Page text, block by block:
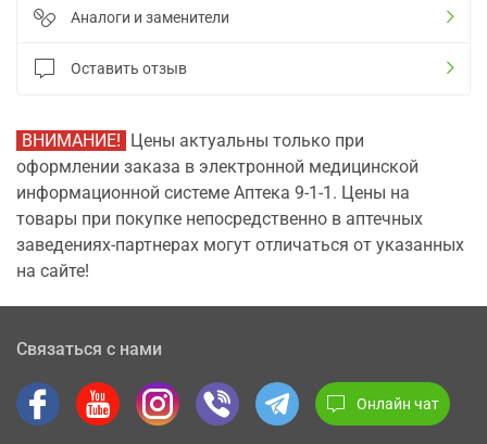
Аналоги и заменители
Оставить отзыв
ВНИМАНИЕ! Цены актуальны только при
оформлении заказа в электронной медицинской
информационной системе Аптека 9-1-1. Цены на
товары при покупке непосредственно в аптечных
заведениях-партнерах могут отличаться от указанных
на сайте!
Связаться с нами
Онлайн чат